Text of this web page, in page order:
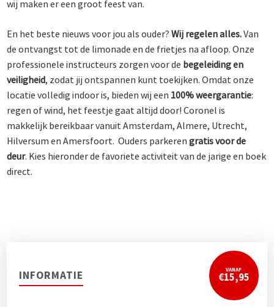
wij maken er een groot feest van.
En het beste nieuws voor jou als ouder?Wij regelen alles.Van
de ontvangst tot de limonade en de frietjes na afloop. Onze
professionele instructeurs zorgen voor de begeleiding en
veiligheid, zodat jij ontspannen kunt toekijken. Omdat onze
locatie volledig indoor is, bieden wij een 100% weergarantie:
regen of wind, het feestje gaat altijd door! Coronel is
makkelijk bereikbaar vanuit Amsterdam, Almere, Utrecht,
Hilversum en Amersfoort. Ouders parkerengratis voor de
deur. Kies hieronder de favoriete activiteit van de jarige en boek
direct.
INFORMATIE VANAF
€15,95